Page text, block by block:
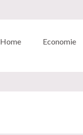
Home Economie